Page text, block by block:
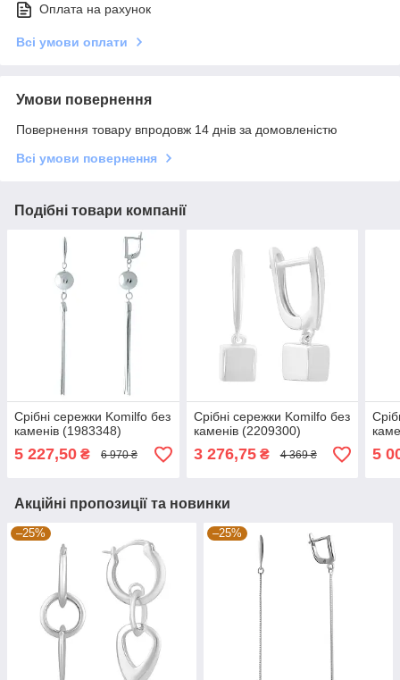
Оплата на рахунок
Всі умови оплати
Умови повернення
Повернення товару впродовж 14 днів за домовленістю
Всі умови повернення
Подібні товари компанії
Срібні сережки Komilfo без
каменів (1983348)
5 227,50 ₴ 6 970 ₴
Срібні сережки Komilfo без
каменів (2209300)
3 276,75₴ 4 369 ₴ 5
Акційні пропозиції та новинки
–25% –25%